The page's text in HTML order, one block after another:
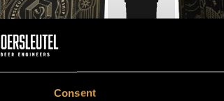
Consent